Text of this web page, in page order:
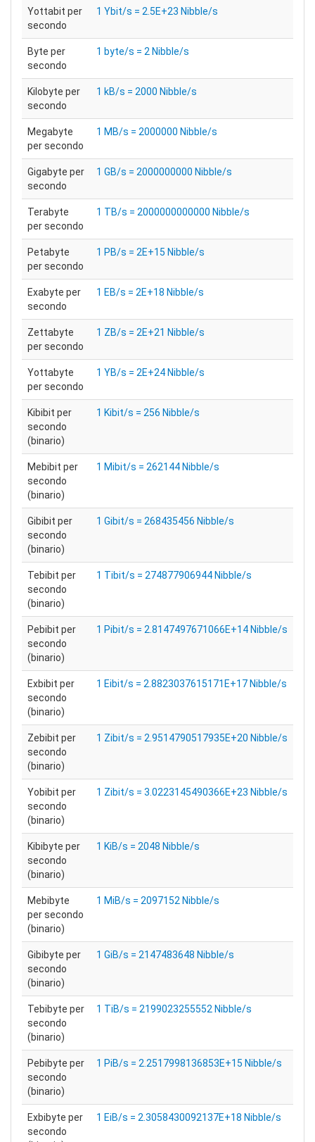
Yottabit per
secondo
1 Ybit/s = 2.5E+23 Nibble/s
Byte per
secondo
1 byte/s = 2 Nibble/s
Kilobyte per
secondo
1 kB/s = 2000 Nibble/s
Megabyte
per secondo
1 MB/s = 2000000 Nibble/s
Gigabyte per
secondo
1 GB/s = 2000000000 Nibble/s
Terabyte
per secondo
1 TB/s = 2000000000000 Nibble/s
Petabyte
per secondo
1 PB/s = 2E+15 Nibble/s
Exabyte per
secondo
1 EB/s = 2E+18 Nibble/s
Zettabyte
per secondo
1 ZB/s = 2E+21 Nibble/s
Yottabyte
per secondo
1 YB/s = 2E+24 Nibble/s
Kibibit per
secondo
(binario)
1 Kibit/s = 256 Nibble/s
Mebibit per
secondo
(binario)
1 Mibit/s = 262144 Nibble/s
Gibibit per
secondo
(binario)
1 Gibit/s = 268435456 Nibble/s
Tebibit per
secondo
(binario)
1 Tibit/s = 274877906944 Nibble/s
Pebibit per
secondo
(binario)
1 Pibit/s = 2.8147497671066E+14 Nibble/s
Exbibit per
secondo
(binario)
1 Eibit/s = 2.8823037615171E+17 Nibble/s
Zebibit per
secondo
(binario)
1 Zibit/s = 2.9514790517935E+20 Nibble/s
Yobibit per
secondo
(binario)
1 Zibit/s = 3.0223145490366E+23 Nibble/s
Kibibyte per
secondo
(binario)
1 KiB/s = 2048 Nibble/s
Mebibyte
per secondo
(binario)
1 MiB/s = 2097152 Nibble/s
Gibibyte per
secondo
(binario)
1 GiB/s = 2147483648 Nibble/s
Tebibyte per
secondo
(binario)
1 TiB/s = 2199023255552 Nibble/s
Pebibyte per
secondo
(binario)
1 PiB/s = 2.2517998136853E+15 Nibble/s
Exbibyte per
secondo
1 EiB/s = 2.3058430092137E+18 Nibble/s